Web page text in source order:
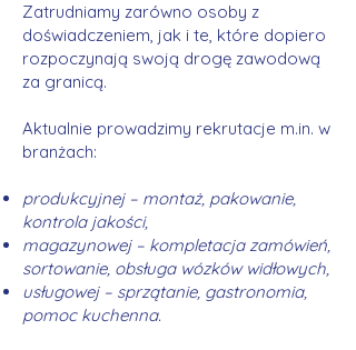
Zatrudniamy zarówno osoby z
doświadczeniem, jak i te, które dopiero
rozpoczynają swoją drogę zawodową
za granicą.
Aktualnie prowadzimy rekrutacje m.in. w
branżach:
produkcyjnej – montaż, pakowanie,
kontrola jakości,
magazynowej – kompletacja zamówień,
sortowanie, obsługa wózków widłowych,
usługowej – sprzątanie, gastronomia,
pomoc kuchenna.